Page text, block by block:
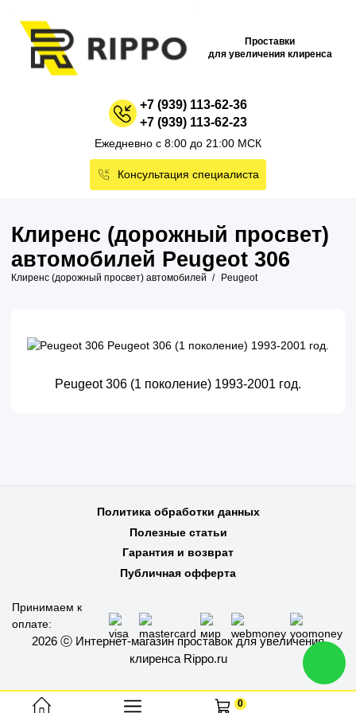
Проставки
для увеличения клиренса
+7 (939) 113-62-36
+7 (939) 113-62-23
Ежедневно с 8:00 до 21:00 МСК
Консультация специалиста
0
Клиренс (дорожный просвет)
автомобилей Peugeot 306
Клиренс (дорожный просвет) автомобилей Peugeot
Peugeot 306 (1 поколение) 1993-2001 год.
Политика обработки данных
Полезные статьи
Гарантия и возврат
Публичная офферта
Принимаем к
оплате:
2026 ⓒ Интернет-магазин проставок для увеличения
клиренса Rippo.ru